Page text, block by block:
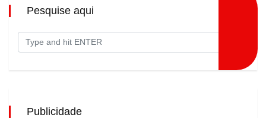
Pesquise aqui
Publicidade